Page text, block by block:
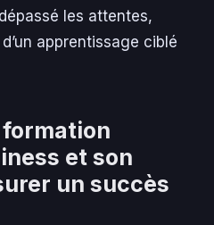
les attentes,
apprentissage ciblé
et son
un succès